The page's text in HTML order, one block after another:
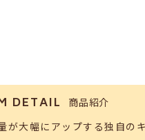
DETAIL 商品紹介
が大幅にアップする独自の